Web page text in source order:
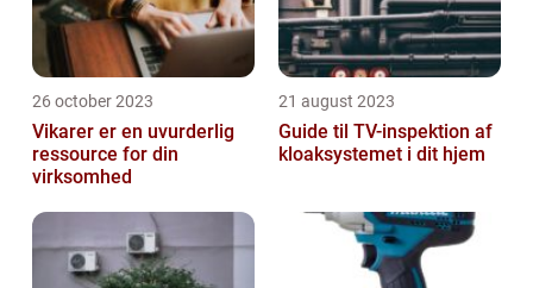
26 october 2023
Vikarer er en uvurderlig
ressource for din
virksomhed
21 august 2023
Guide til TV-inspektion af
kloaksystemet i dit hjem